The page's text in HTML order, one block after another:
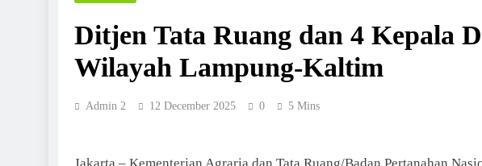
Ditjen Tata Ruang dan 4 Kepala
Wilayah Lampung-Kaltim
Admin 2 12 December 2025 0 5 Mins
Jakarta – Kementerian Agraria dan Tata Ruang/Badan Pertanahan